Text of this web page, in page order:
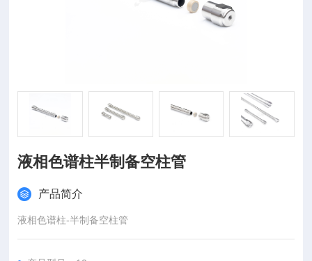
液相色谱柱半制备空柱管
产品简介
液相色谱柱-半制备空柱管